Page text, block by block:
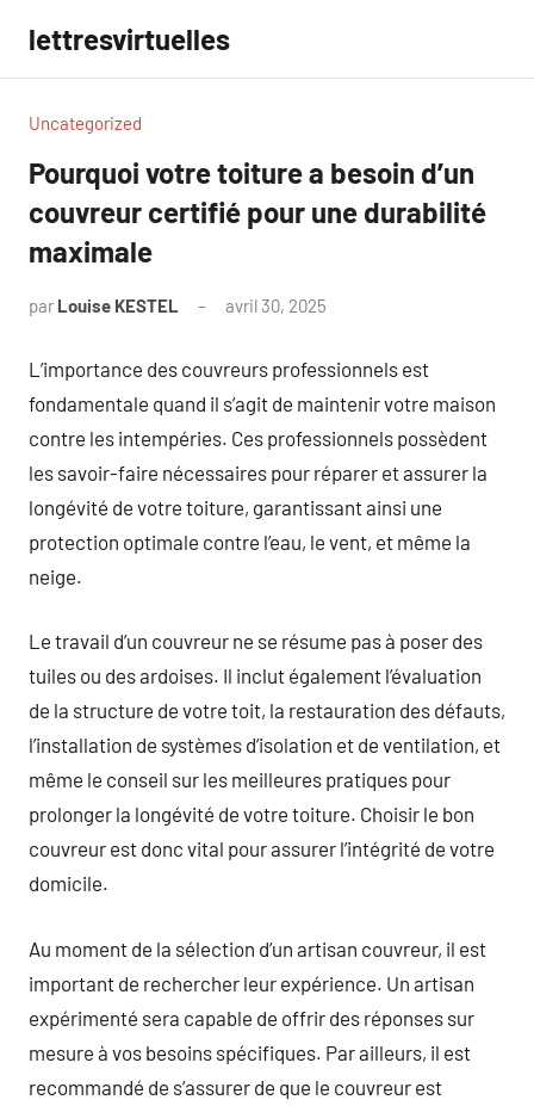
contenu
lettresvirtuelles
Uncategorized
Pourquoi votre toiture a besoin d’un
couvreur certifié pour une durabilité
maximale
par Louise KESTEL avril 30, 2025
L’importance des couvreurs professionnels est
fondamentale quand il s’agit de maintenir votre maison
contre les intempéries. Ces professionnels possèdent
les savoir-faire nécessaires pour réparer et assurer la
longévité de votre toiture, garantissant ainsi une
protection optimale contre l’eau, le vent, et même la
neige.
Le travail d’un couvreur ne se résume pas à poser des
tuiles ou des ardoises. Il inclut également l’évaluation
de la structure de votre toit, la restauration des défauts,
l’installation de systèmes d’isolation et de ventilation, et
même le conseil sur les meilleures pratiques pour
prolonger la longévité de votre toiture. Choisir le bon
couvreur est donc vital pour assurer l’intégrité de votre
domicile.
Au moment de la sélection d’un artisan couvreur, il est
important de rechercher leur expérience. Un artisan
expérimenté sera capable de offrir des réponses sur
mesure à vos besoins spécifiques. Par ailleurs, il est
recommandé de s’assurer de que le couvreur est